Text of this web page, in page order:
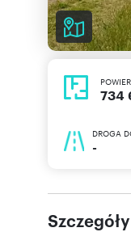
734
DROGA
-
Szczegóły